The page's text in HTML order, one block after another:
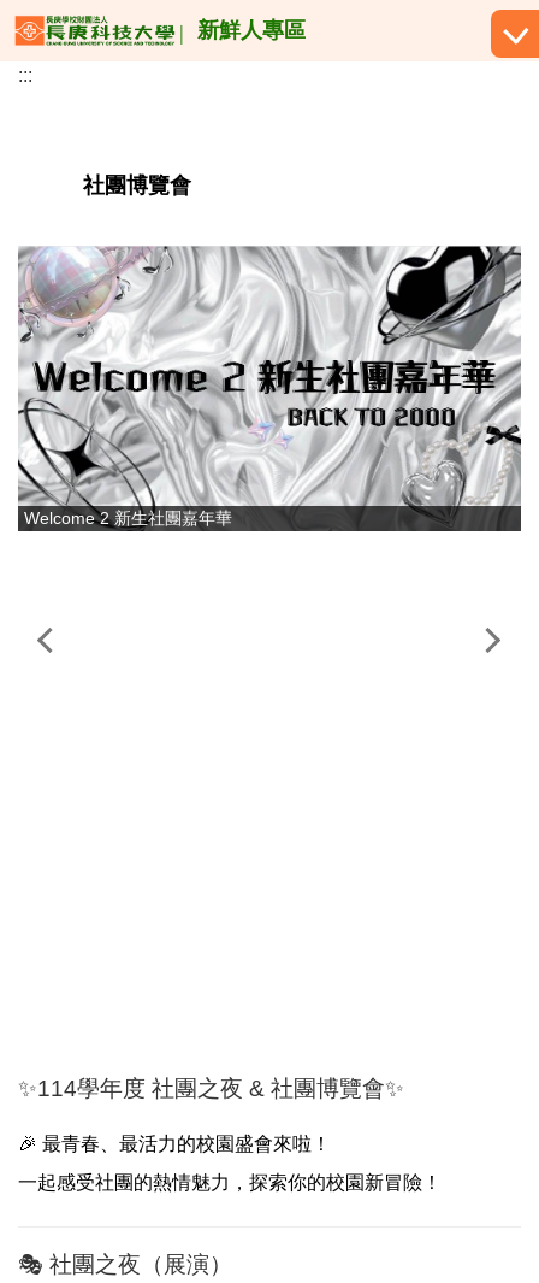
跳
到
主
新鮮人專區
:::
社團博覽會
Welcome 2 新生社團嘉年華
✨114學年度 社團之夜 & 社團博覽會✨
🎉 最青春、最活力的校園盛會來啦！
一起感受社團的熱情魅力，探索你的校園新冒險！
🎭 社團之夜（展演）